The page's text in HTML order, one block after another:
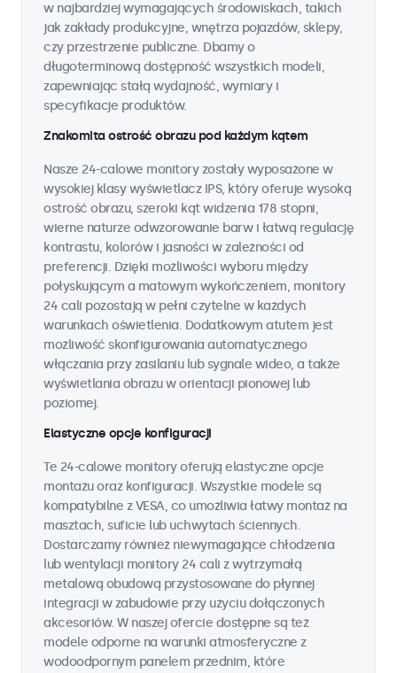
w najbardziej wymagających środowiskach, takich
jak zakłady produkcyjne, wnętrza pojazdów, sklepy,
czy przestrzenie publiczne. Dbamy o
długoterminową dostępność wszystkich modeli,
zapewniając stałą wydajność, wymiary i
specyfikacje produktów.
Znakomita ostrość obrazu pod każdym kątem
Nasze 24-calowe monitory zostały wyposażone w
wysokiej klasy wyświetlacz IPS, który oferuje wysoką
ostrość obrazu, szeroki kąt widzenia 178 stopni,
wierne naturze odwzorowanie barw i łatwą regulację
kontrastu, kolorów i jasności w zależności od
preferencji. Dzięki możliwości wyboru między
połyskującym a matowym wykończeniem, monitory
24 cali pozostają w pełni czytelne w każdych
warunkach oświetlenia. Dodatkowym atutem jest
możliwość skonfigurowania automatycznego
włączania przy zasilaniu lub sygnale wideo, a także
wyświetlania obrazu w orientacji pionowej lub
poziomej.
Elastyczne opcje konfiguracji
Te 24-calowe monitory oferują elastyczne opcje
montażu oraz konfiguracji. Wszystkie modele są
kompatybilne z VESA, co umożliwia łatwy montaż na
masztach, suficie lub uchwytach ściennych.
Dostarczamy również niewymagające chłodzenia
lub wentylacji monitory 24 cali z wytrzymałą
metalową obudową przystosowane do płynnej
integracji w zabudowie przy użyciu dołączonych
akcesoriów. W naszej ofercie dostępne są też
modele odporne na warunki atmosferyczne z
wodoodpornym panelem przednim, które